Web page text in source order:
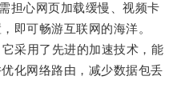
心网页加载缓慢、视频卡
即可畅游互联网的海洋。
用了先进的加速技术，能
化网络路由，减少数据包丢